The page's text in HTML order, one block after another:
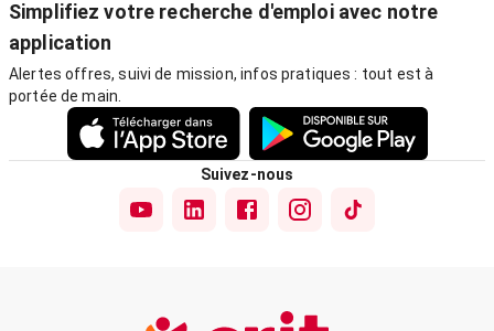
Simplifiez votre recherche d'emploi avec notre
application
Alertes offres, suivi de mission, infos pratiques : tout est à
portée de main.
Suivez-nous